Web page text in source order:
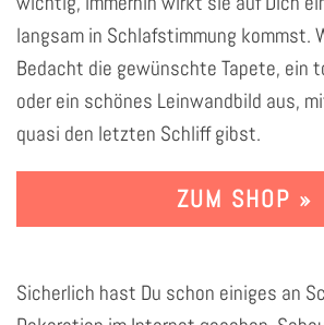
langsam in Schlafstimmung kommst.
Bedacht die gewünschte Tapete, ein
oder ein schönes Leinwandbild aus,
quasi den letzten Schliff gibst.
ZUM SHOP »
Sicherlich hast Du schon einiges an